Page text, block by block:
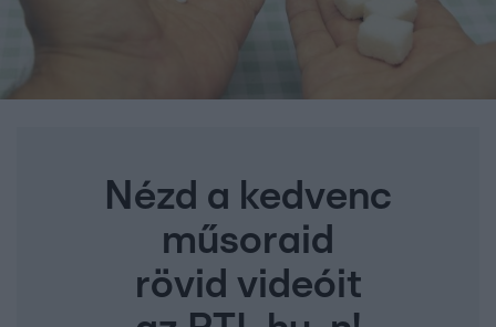
Nézd a kedvenc
műsoraid
rövid videóit